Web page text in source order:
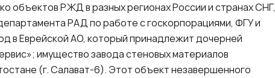
объектов РЖД в разных регионах России и странах СНГ,
РАД по работе с госкорпорациями, ФГУ и
в Еврейской АО, который принадлежит дочерней
имущество завода стеновых материалов
(г. Салават‑6). Этот объект незавершенного